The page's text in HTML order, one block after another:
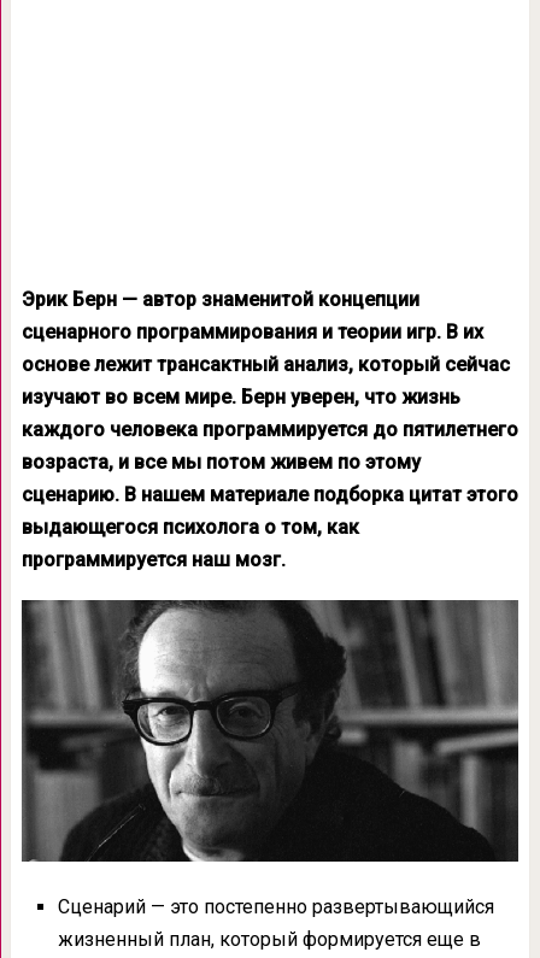
Эрик Берн — автор знаменитой концепции
сценарного программирования и теории игр. В их
основе лежит трансактный анализ, который сейчас
изучают во всем мире. Берн уверен, что жизнь
каждого человека программируется до пятилетнего
возраста, и все мы потом живем по этому
сценарию. В нашем материале подборка цитат этого
выдающегося психолога о том, как
программируется наш мозг.
Сценарий — это постепенно развертывающийся
жизненный план, который формируется еще в